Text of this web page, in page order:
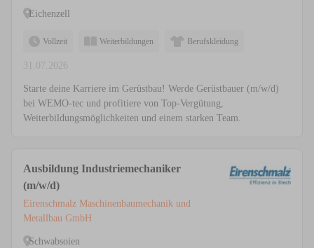
Eichenzell
Vollzeit Weiterbildungen Berufskleidung
31.07.2026
Starte deine Karriere im Gerüstbau! Werde Gerüstbauer (m/w/d)
bei WEMO-tec und profitiere von Top-Vergütung,
Weiterbildungsmöglichkeiten und einem starken Team.
Ausbildung Industriemechaniker
(m/w/d)
Eirenschmalz Maschinenbaumechanik und
Metallbau GmbH
Schwabsoien